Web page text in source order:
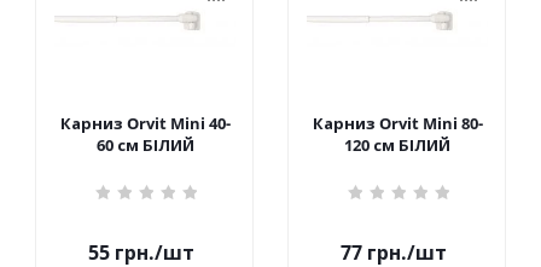
Карниз Orvit Mini 40-
60 см БІЛИЙ
55грн./шт
Карниз Orvit Mini 80-
120 см БІЛИЙ
77грн./шт